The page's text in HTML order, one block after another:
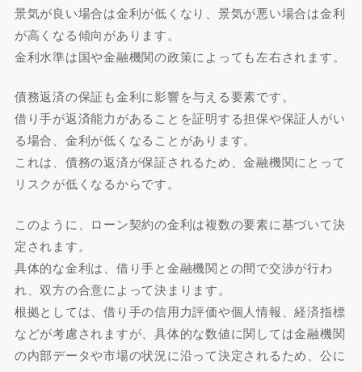
景気が良い場合は金利が低くなり、景気が悪い場合は金利
が高くなる傾向があります。
金利水準は国や金融機関の政策によっても左右されます。
債務返済の保証も金利に影響を与える要素です。
借り手が返済能力があることを証明する担保や保証人がい
る場合、金利が低くなることがあります。
これは、債務の返済が保証されるため、金融機関にとって
リスクが低くなるからです。
このように、ローン契約の金利は複数の要素に基づいて決
定されます。
具体的な金利は、借り手と金融機関との間で交渉が行わ
れ、双方の合意によって決まります。
根拠としては、借り手の信用力評価や個人情報、経済指標
などが考慮されますが、具体的な数値に関しては金融機関
の内部データや市場の状況に沿って決定されるため、公に